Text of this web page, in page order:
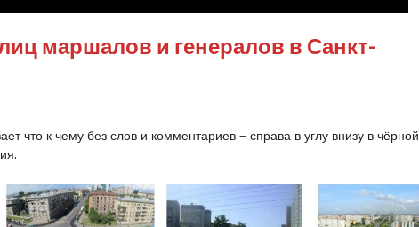
маршалов и генералов в Санкт-
что к чему без слов и комментариев — справа в углу внизу в чёрной